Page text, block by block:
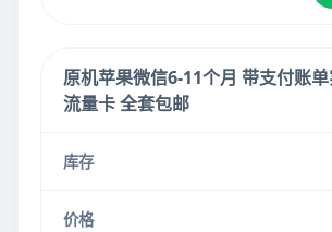
原机苹果微信6-11个月 带支付账
流量卡 全套包邮